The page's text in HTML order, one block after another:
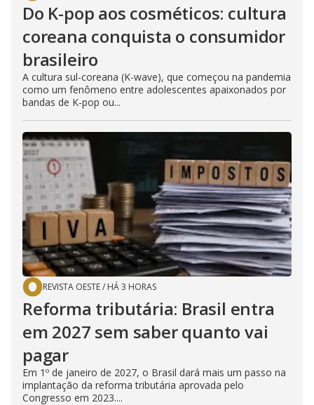
Do K-pop aos cosméticos: cultura
coreana conquista o consumidor
brasileiro
A cultura sul-coreana (K-wave), que começou na pandemia
como um fenômeno entre adolescentes apaixonados por
bandas de K-pop ou...
REVISTA OESTE/ HÁ 3 HORAS
Reforma tributária: Brasil entra
em 2027 sem saber quanto vai
pagar
Em 1º de janeiro de 2027, o Brasil dará mais um passo na
implantação da reforma tributária aprovada pelo
Congresso em 2023....